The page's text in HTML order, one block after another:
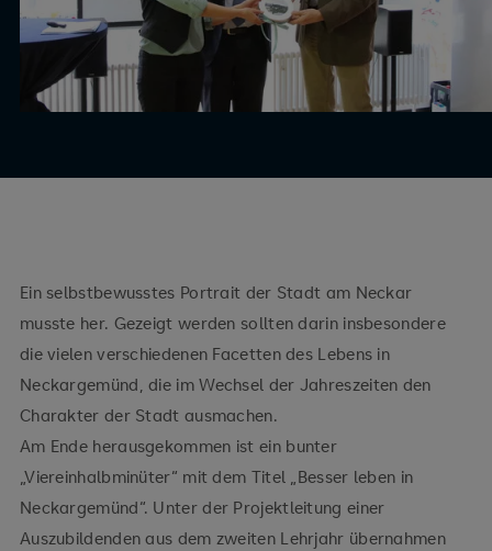
Ein selbstbewusstes Portrait der Stadt am Neckar
musste her. Gezeigt werden sollten darin insbesondere
die vielen verschiedenen Facetten des Lebens in
Neckargemünd, die im Wechsel der Jahreszeiten den
Charakter der Stadt ausmachen.
Am Ende herausgekommen ist ein bunter
„Viereinhalbminüter“ mit dem Titel „Besser leben in
Neckargemünd“. Unter der Projektleitung einer
Auszubildenden aus dem zweiten Lehrjahr übernahmen